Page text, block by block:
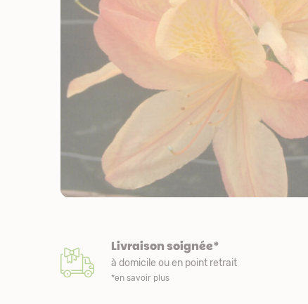
Livraison soignée*
à domicile ou en point retrait
*en savoir plus